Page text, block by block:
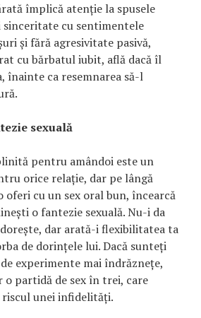
împlică atenție la spusele
cu sentimentele
și fără agresivitate pasivă,
cu bărbatul iubit, află dacă îl
înainte ca resemnarea să-l
sexuală
pentru amândoi este un
orice relație, dar pe lângă
oferi cu un sex oral bun, încearcă
o fantezie sexuală. Nu-i da
dar arată-i flexibilitatea ta
de dorințele lui. Dacă sunteți
experimente mai îndrăznețe,
partidă de sex în trei, care
unei infidelități.